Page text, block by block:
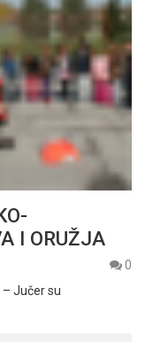
I ORUŽJA
0
– Jučer su